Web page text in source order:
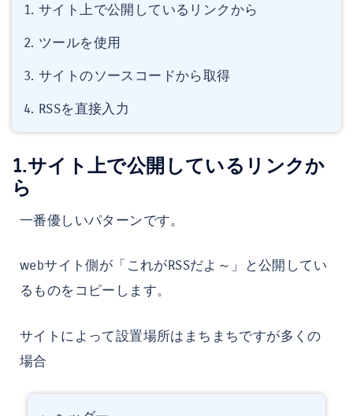
サイト上で公開しているリンクから
ツールを使用
サイトのソースコードから取得
RSSを直接入力
1.サイト上で公開しているリンクか
ら
一番優しいパターンです。
webサイト側が「これがRSSだよ～」と公開してい
るものをコピーします。
サイトによって設置場所はまちまちですが多くの
場合